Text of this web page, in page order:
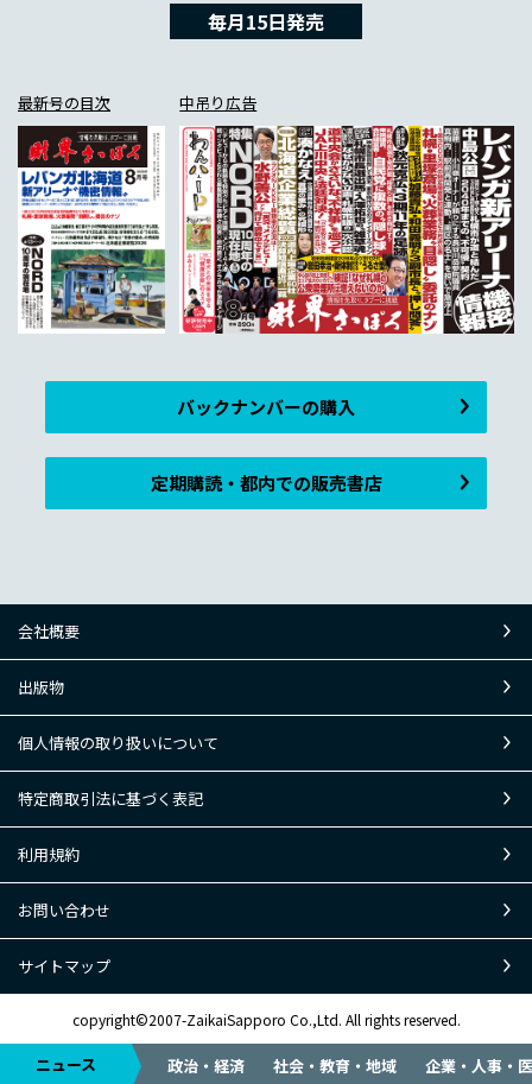
ニュース 政治・経済 社会・教育・地域 企業・人事・
毎月15日発売
最新号の目次 中吊り広告
バックナンバーの購入
定期購読・都内での販売書店
会社概要
出版物
個人情報の取り扱いについて
特定商取引法に基づく表記
利用規約
お問い合わせ
サイトマップ
copyright©2007-ZaikaiSapporo Co.,Ltd. All rights reserved.